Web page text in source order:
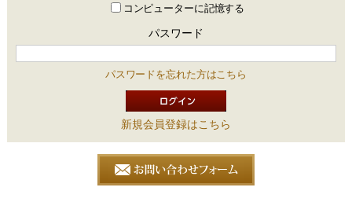
コンピューターに記憶する
パスワード
パスワードを忘れた方はこちら
新規会員登録はこちら